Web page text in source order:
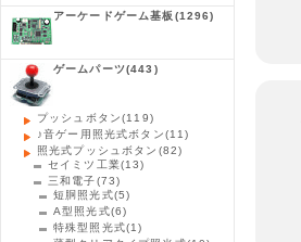
アーケードゲーム基板 (1296)
ゲームパーツ(443)
プッシュボタン(119)
♪音ゲー用照光式ボタン(11)
照光式プッシュボタン (82)
セイミツ工業(13)
三和電子(73)
短胴照光式(5)
A型照光式(6)
特殊型照光式(1)